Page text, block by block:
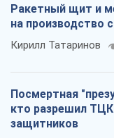
Ракетный щит и
на производство
Кирилл Татаринов
Посмертная
кто разрешил
защитников